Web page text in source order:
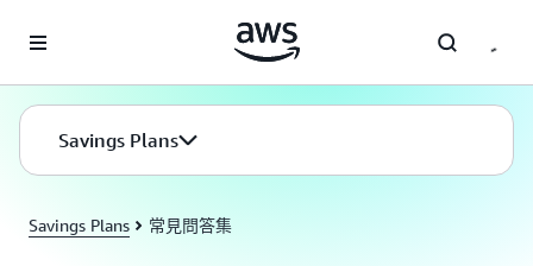
Savings Plans
Savings Plans 常見問答集